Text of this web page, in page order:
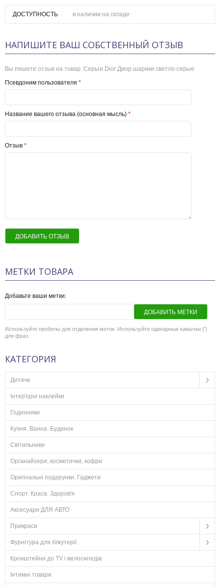
ДОСТУПНОСТЬ в наличии на складе
НАПИШИТЕ ВАШ СОБСТВЕННЫЙ ОТЗЫВ
Вы пишете отзыв на товар: Серьги Dior Диор шарики светло-серые
*
Псевдоним пользователя
*
Название вашего отзыва (основная мысль)
*
Отзыв
ДОБАВИТЬ ОТЗЫВ
МЕТКИ ТОВАРА
Добавьте ваши метки:
ДОБАВИТЬ МЕТКИ
Используйте пробелы для отделения меток. Используйте одинарные кавычки (')
для фраз.
КАТЕГОРИЯ
Дитяче
Інтер'єрні наклейки
Годинники
Кухня. Ванна. Будинок
Світильники
Органайзери, косметички, кофри
Оригінальні подарунки. Гаджети
Спорт. Краса. Здоров'я
Аксесуари ДЛЯ АВТО
Прикраси
Фурнітура для біжутерії
Кронштейни до TV і велосипедів
Інтимні товари